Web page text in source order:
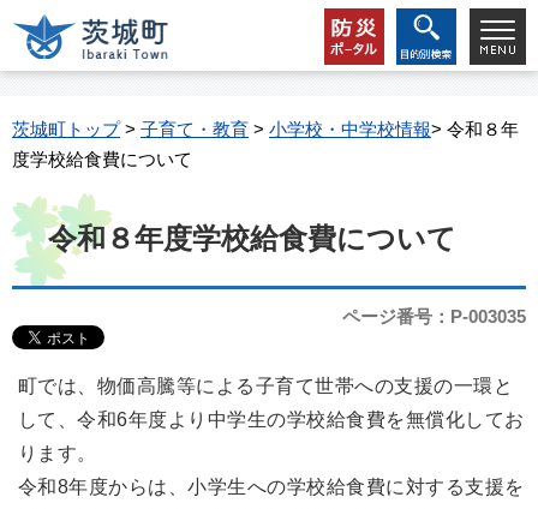
茨城町トップ> 子育て・教育 > 小学校・中学校情報> 令和８年
度学校給食費について
令和８年度学校給食費について
ページ番号：P-003035
町では、物価高騰等による子育て世帯への支援の一環と
して、令和6年度より中学生の学校給食費を無償化してお
ります。
令和8年度からは、小学生への学校給食費に対する支援を